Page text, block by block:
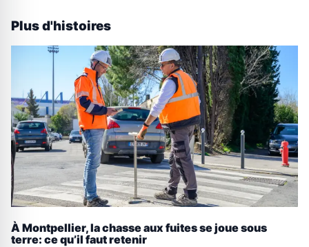
Plus d'histoires
À Montpellier, la chasse aux fuites se joue sous
terre: ce qu’il faut retenir